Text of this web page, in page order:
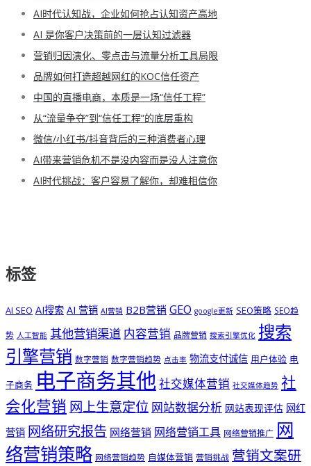
AI时代认知战，企业如何抢占认知资产高地
AI 是你客户决策前的一层认知过滤器
营销归因演化、零点击与流量分析工具局限
品牌如何打造超越网红的KOC信任资产
中国的直播电商，本质是一场“信任工程”
从“流量争夺”到“信任工程”的底层重构
微信/小红书/抖音背后的三种消费者心理
AI带来营销危机不是没内容而是没人注意你
AI时代挑战：客户容易了解你，却难相信你
标签
AI SEO AI搜索 AI 营销 AI营销 B2B营销 GEO google更新 SEO策略 SEO趋
势 人工智能 其他营销渠道 内容营销 品牌营销 搜索引擎优化 搜索
引擎营销 数字营销 数字营销趋势 点击率 物流支付诚信 用户体验 电
子商务 电子商务其他社交媒体营销 社交媒体趋势 社
会化营销 网上生意定位 网站数据分析 网站表现评估 网红
营销 网络研究报告 网络营销 网络营销工具 网络营销推广 网
络营销策略 网络营销趋势 自媒体营销 营销挑战 营销文案研